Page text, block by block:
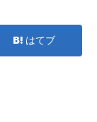
はてブ